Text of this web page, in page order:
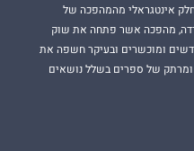
חלק אינטגראלי מהמהפכה של
מהפכה אשר פתחה את שוק
ומוכשרים ובעיקר חשפה את
של ספרים בשלל נושאים